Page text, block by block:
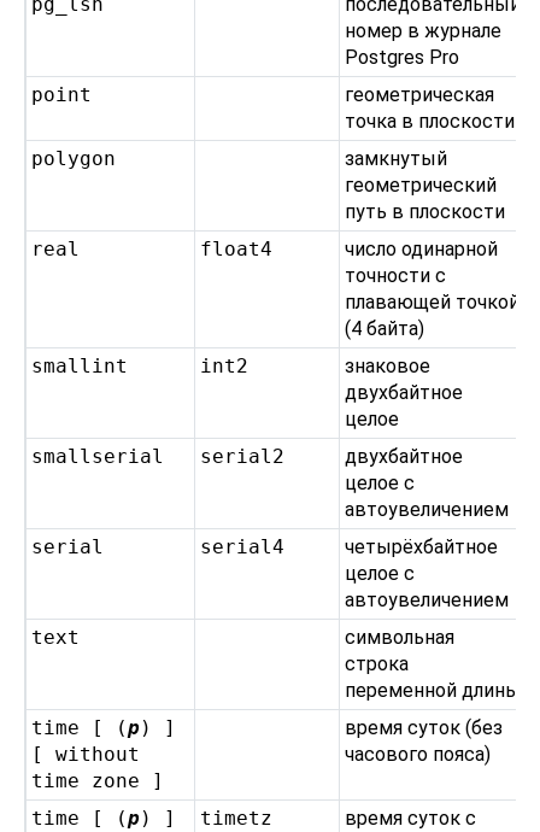
номер в журнале
Postgres Pro
point
геометрическая
точка в плоскости
polygon
замкнутый
геометрический
путь в плоскости
real
float4
число одинарной
точности с
плавающей точкой
(4 байта)
smallint
int2
знаковое
двухбайтное
целое
smallserial
serial2
двухбайтное
целое с
автоувеличением
serial
serial4
четырёхбайтное
целое с
автоувеличением
text
символьная
строка
переменной длины
time [ (p ) ]
[ without
time zone ]
время суток (без
часового пояса)
time [ (p ) ]
timetz
время суток с